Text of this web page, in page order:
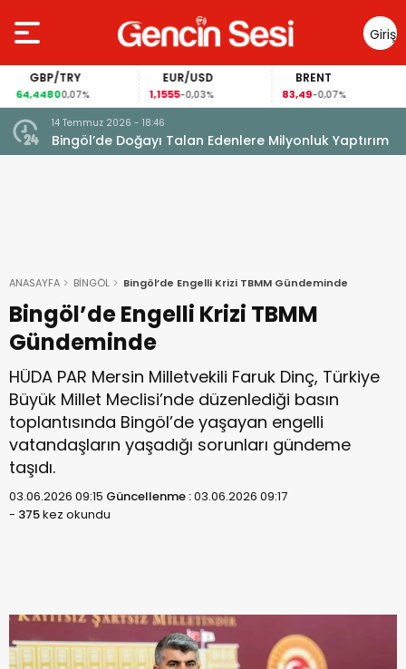
Giriş
Yap
GBP/TRY
64,44800,07%
EUR/USD
1,1555-0,03%
BRENT
83,49-0,07%
14 Temmuz 2026 - 18:46
Bingöl’de Doğayı Talan Edenlere Milyonluk Yaptırım
ANASAYFA BİNGÖL Bingöl’de Engelli Krizi TBMM Gündeminde
Bingöl’de Engelli Krizi TBMM
Gündeminde
HÜDA PAR Mersin Milletvekili Faruk Dinç, Türkiye
Büyük Millet Meclisi’nde düzenlediği basın
toplantısında Bingöl’de yaşayan engelli
vatandaşların yaşadığı sorunları gündeme
taşıdı.
03.06.2026 09:15 Güncellenme :03.06.2026 09:17
- 375kez okundu